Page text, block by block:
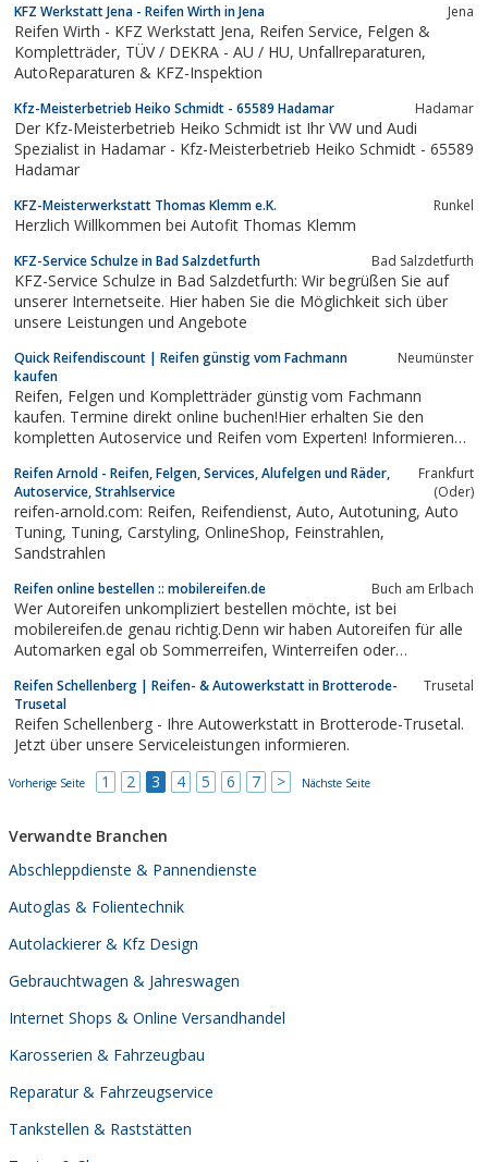
KFZ Werkstatt Jena - Reifen Wirth in Jena Jena
Reifen Wirth - KFZ Werkstatt Jena, Reifen Service, Felgen &
Kompletträder, TÜV / DEKRA - AU / HU, Unfallreparaturen,
AutoReparaturen & KFZ-Inspektion
Kfz-Meisterbetrieb Heiko Schmidt - 65589 Hadamar Hadamar
Der Kfz-Meisterbetrieb Heiko Schmidt ist Ihr VW und Audi
Spezialist in Hadamar - Kfz-Meisterbetrieb Heiko Schmidt - 65589
Hadamar
KFZ-Meisterwerkstatt Thomas Klemm e.K. Runkel
Herzlich Willkommen bei Autofit Thomas Klemm
KFZ-Service Schulze in Bad Salzdetfurth Bad Salzdetfurth
KFZ-Service Schulze in Bad Salzdetfurth: Wir begrüßen Sie auf
unserer Internetseite. Hier haben Sie die Möglichkeit sich über
unsere Leistungen und Angebote
Quick Reifendiscount | Reifen günstig vom Fachmann
kaufen
Neumünster
Reifen, Felgen und Kompletträder günstig vom Fachmann
kaufen. Termine direkt online buchen!Hier erhalten Sie den
kompletten Autoservice und Reifen vom Experten! Informieren
Reifen Arnold - Reifen, Felgen, Services, Alufelgen und Räder,
Autoservice, Strahlservice
Frankfurt
(Oder)
reifen-arnold.com: Reifen, Reifendienst, Auto, Autotuning, Auto
Tuning, Tuning, Carstyling, OnlineShop, Feinstrahlen,
Sandstrahlen
Reifen online bestellen :: mobilereifen.de Buch am Erlbach
Wer Autoreifen unkompliziert bestellen möchte, ist bei
mobilereifen.de genau richtig.Denn wir haben Autoreifen für alle
Automarken egal ob Sommerreifen, Winterreifen oder
an.. Ob Reifen, ,von Sportiva bis Michelin bei uns finden Siealles
rund um Reifen zu...
Reifen Schellenberg | Reifen- & Autowerkstatt in Brotterode-
Trusetal
Trusetal
Reifen Schellenberg - Ihre Autowerkstatt in Brotterode-Trusetal.
Jetzt über unsere Serviceleistungen informieren.
Vorherige Seite 1 2 3 4 5 6 7 > Nächste Seite
Verwandte Branchen
Abschleppdienste & Pannendienste
Autoglas & Folientechnik
Autolackierer & Kfz Design
Gebrauchtwagen & Jahreswagen
Internet Shops & Online Versandhandel
Karosserien & Fahrzeugbau
Reparatur & Fahrzeugservice
Tankstellen & Raststätten